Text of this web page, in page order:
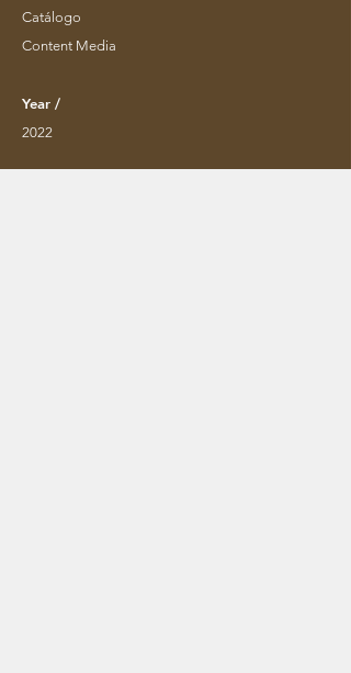
Catálogo
Content Media
Year /
2022